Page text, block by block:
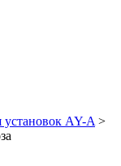
установок AY-A >